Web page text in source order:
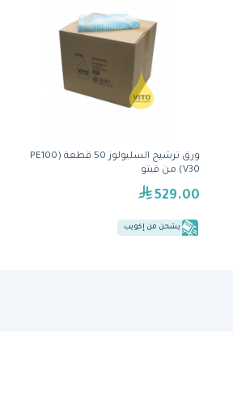
ورق ترشيح السليولوز 50 قطعة (PE100
V30) من فيتو
529.00
يشحن من إكويب